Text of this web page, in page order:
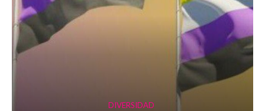
DIVERSIDAD